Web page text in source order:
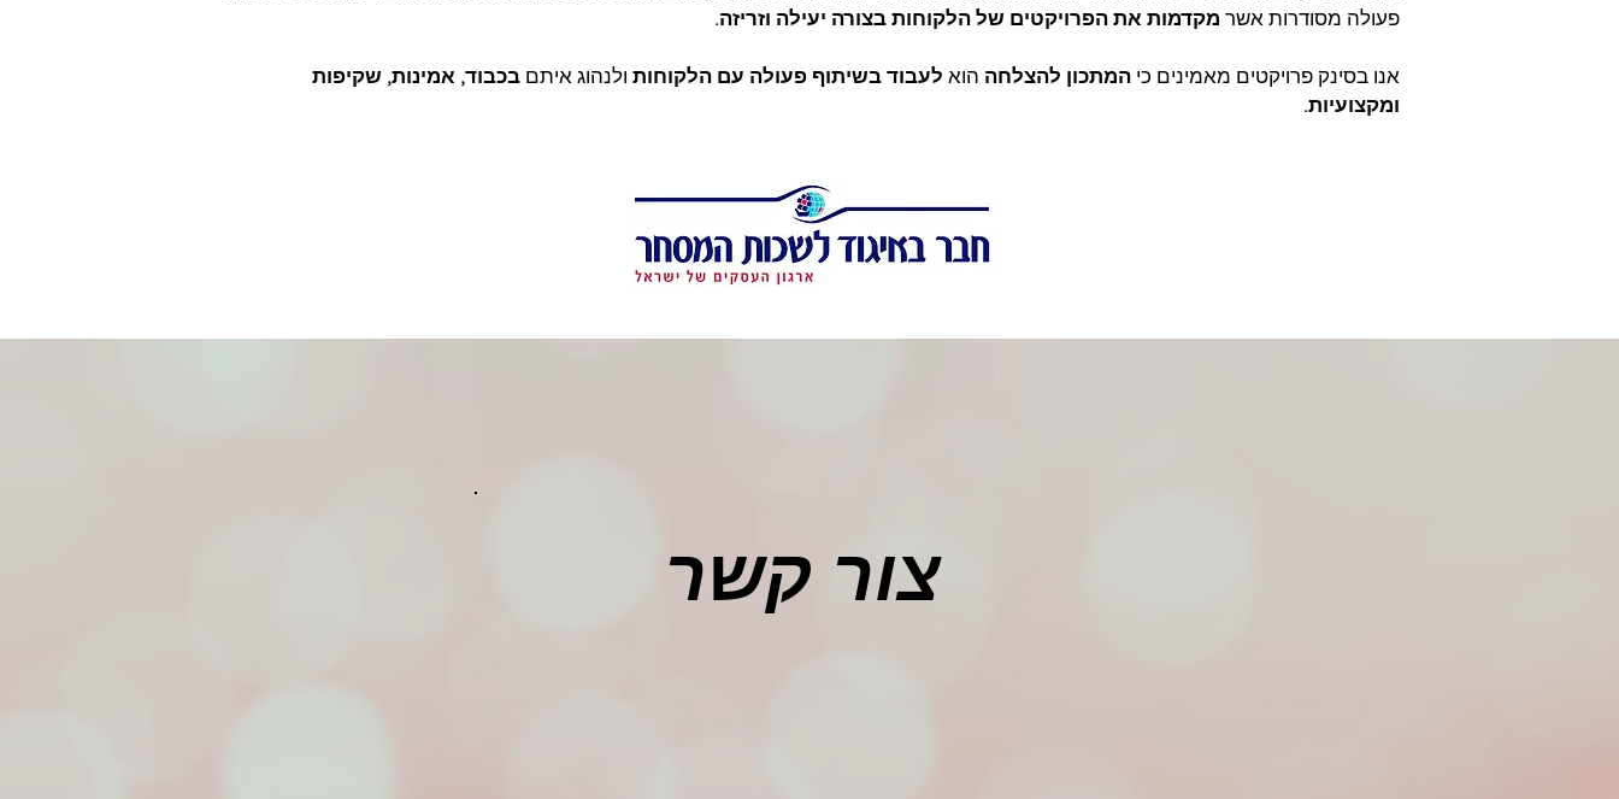
פעולה מסודרות אשר מקדמות את הפרויקטים של הלקוחות בצורה יעילה וזריזה.
אנו בסינק פרויקטים מאמינים כי המתכון להצלחה הוא לעבוד בשיתוף פעולה עם הלקוחות ולנהוג איתם בכבוד, אמינות, שקיפות
ומקצועיות.
צור קשר